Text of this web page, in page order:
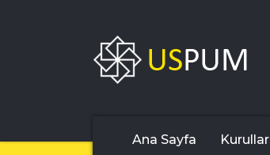
Ana Sayfa Kurullar